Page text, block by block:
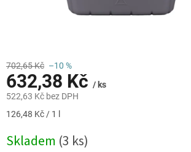
702,65 Kč –10 %
632,38 Kč / ks
522,63 Kč bez DPH
Měrná
126,48 Kč / 1 l
Skladem (3 ks)